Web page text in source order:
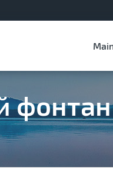
фонтан